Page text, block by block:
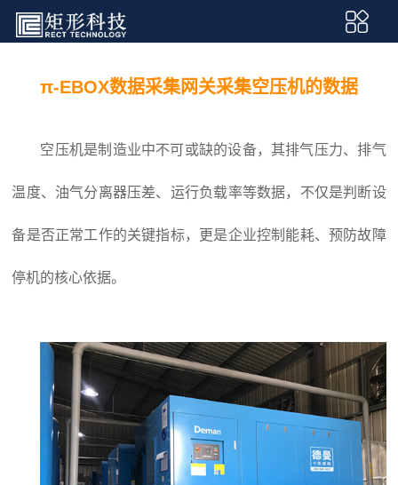
π-EBOX数据采集网关采集空压机的数据
空压机是制造业中不可或缺的设备，其排气压力、排气
温度、油气分离器压差、运行负载率等数据，不仅是判断设
备是否正常工作的关键指标，更是企业控制能耗、预防故障
停机的核心依据。